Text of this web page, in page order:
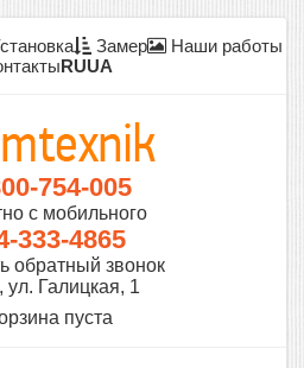
Замер
Наши работы
RUUA
754-005
с мобильного
333-4865
обратный звонок
ул. Галицкая, 1
пуста